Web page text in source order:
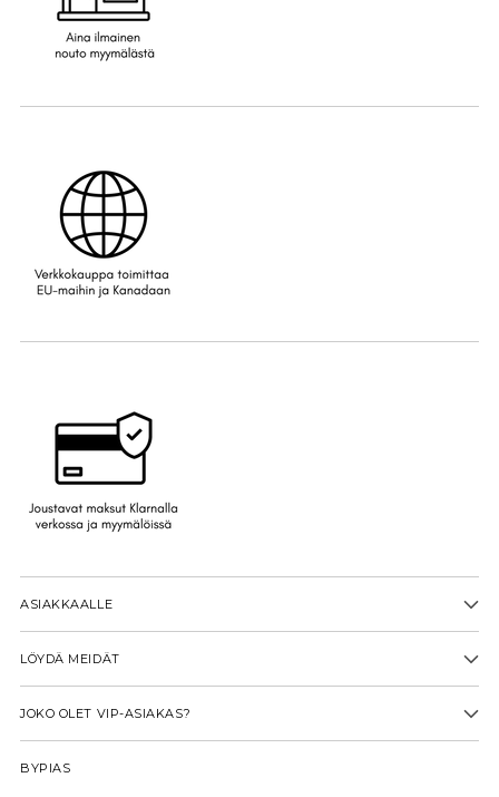
ASIAKKAALLE
LÖYDÄ MEIDÄT
JOKO OLET VIP-ASIAKAS?
BYPIAS